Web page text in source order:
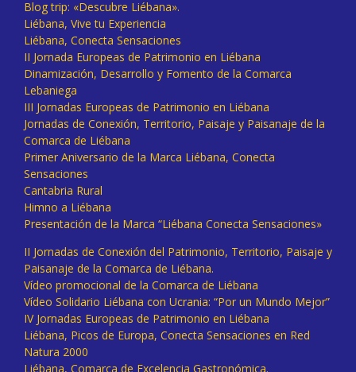
Blog trip: «Descubre Liébana».
Liébana, Vive tu Experiencia
Liébana, Conecta Sensaciones
II Jornada Europeas de Patrimonio en Liébana
Dinamización, Desarrollo y Fomento de la Comarca
Lebaniega
III Jornadas Europeas de Patrimonio en Liébana
Jornadas de Conexión, Territorio, Paisaje y Paisanaje de la
Comarca de Liébana
Primer Aniversario de la Marca Liébana, Conecta
Sensaciones
Cantabria Rural
Himno a Liébana
Presentación de la Marca “Liébana Conecta Sensaciones»
II Jornadas de Conexión del Patrimonio, Territorio, Paisaje y
Paisanaje de la Comarca de Liébana.
Vídeo promocional de la Comarca de Liébana
Vídeo Solidario Liébana con Ucrania: “Por un Mundo Mejor”
IV Jornadas Europeas de Patrimonio en Liébana
Liébana, Picos de Europa, Conecta Sensaciones en Red
Natura 2000
Liébana, Comarca de Excelencia Gastronómica.